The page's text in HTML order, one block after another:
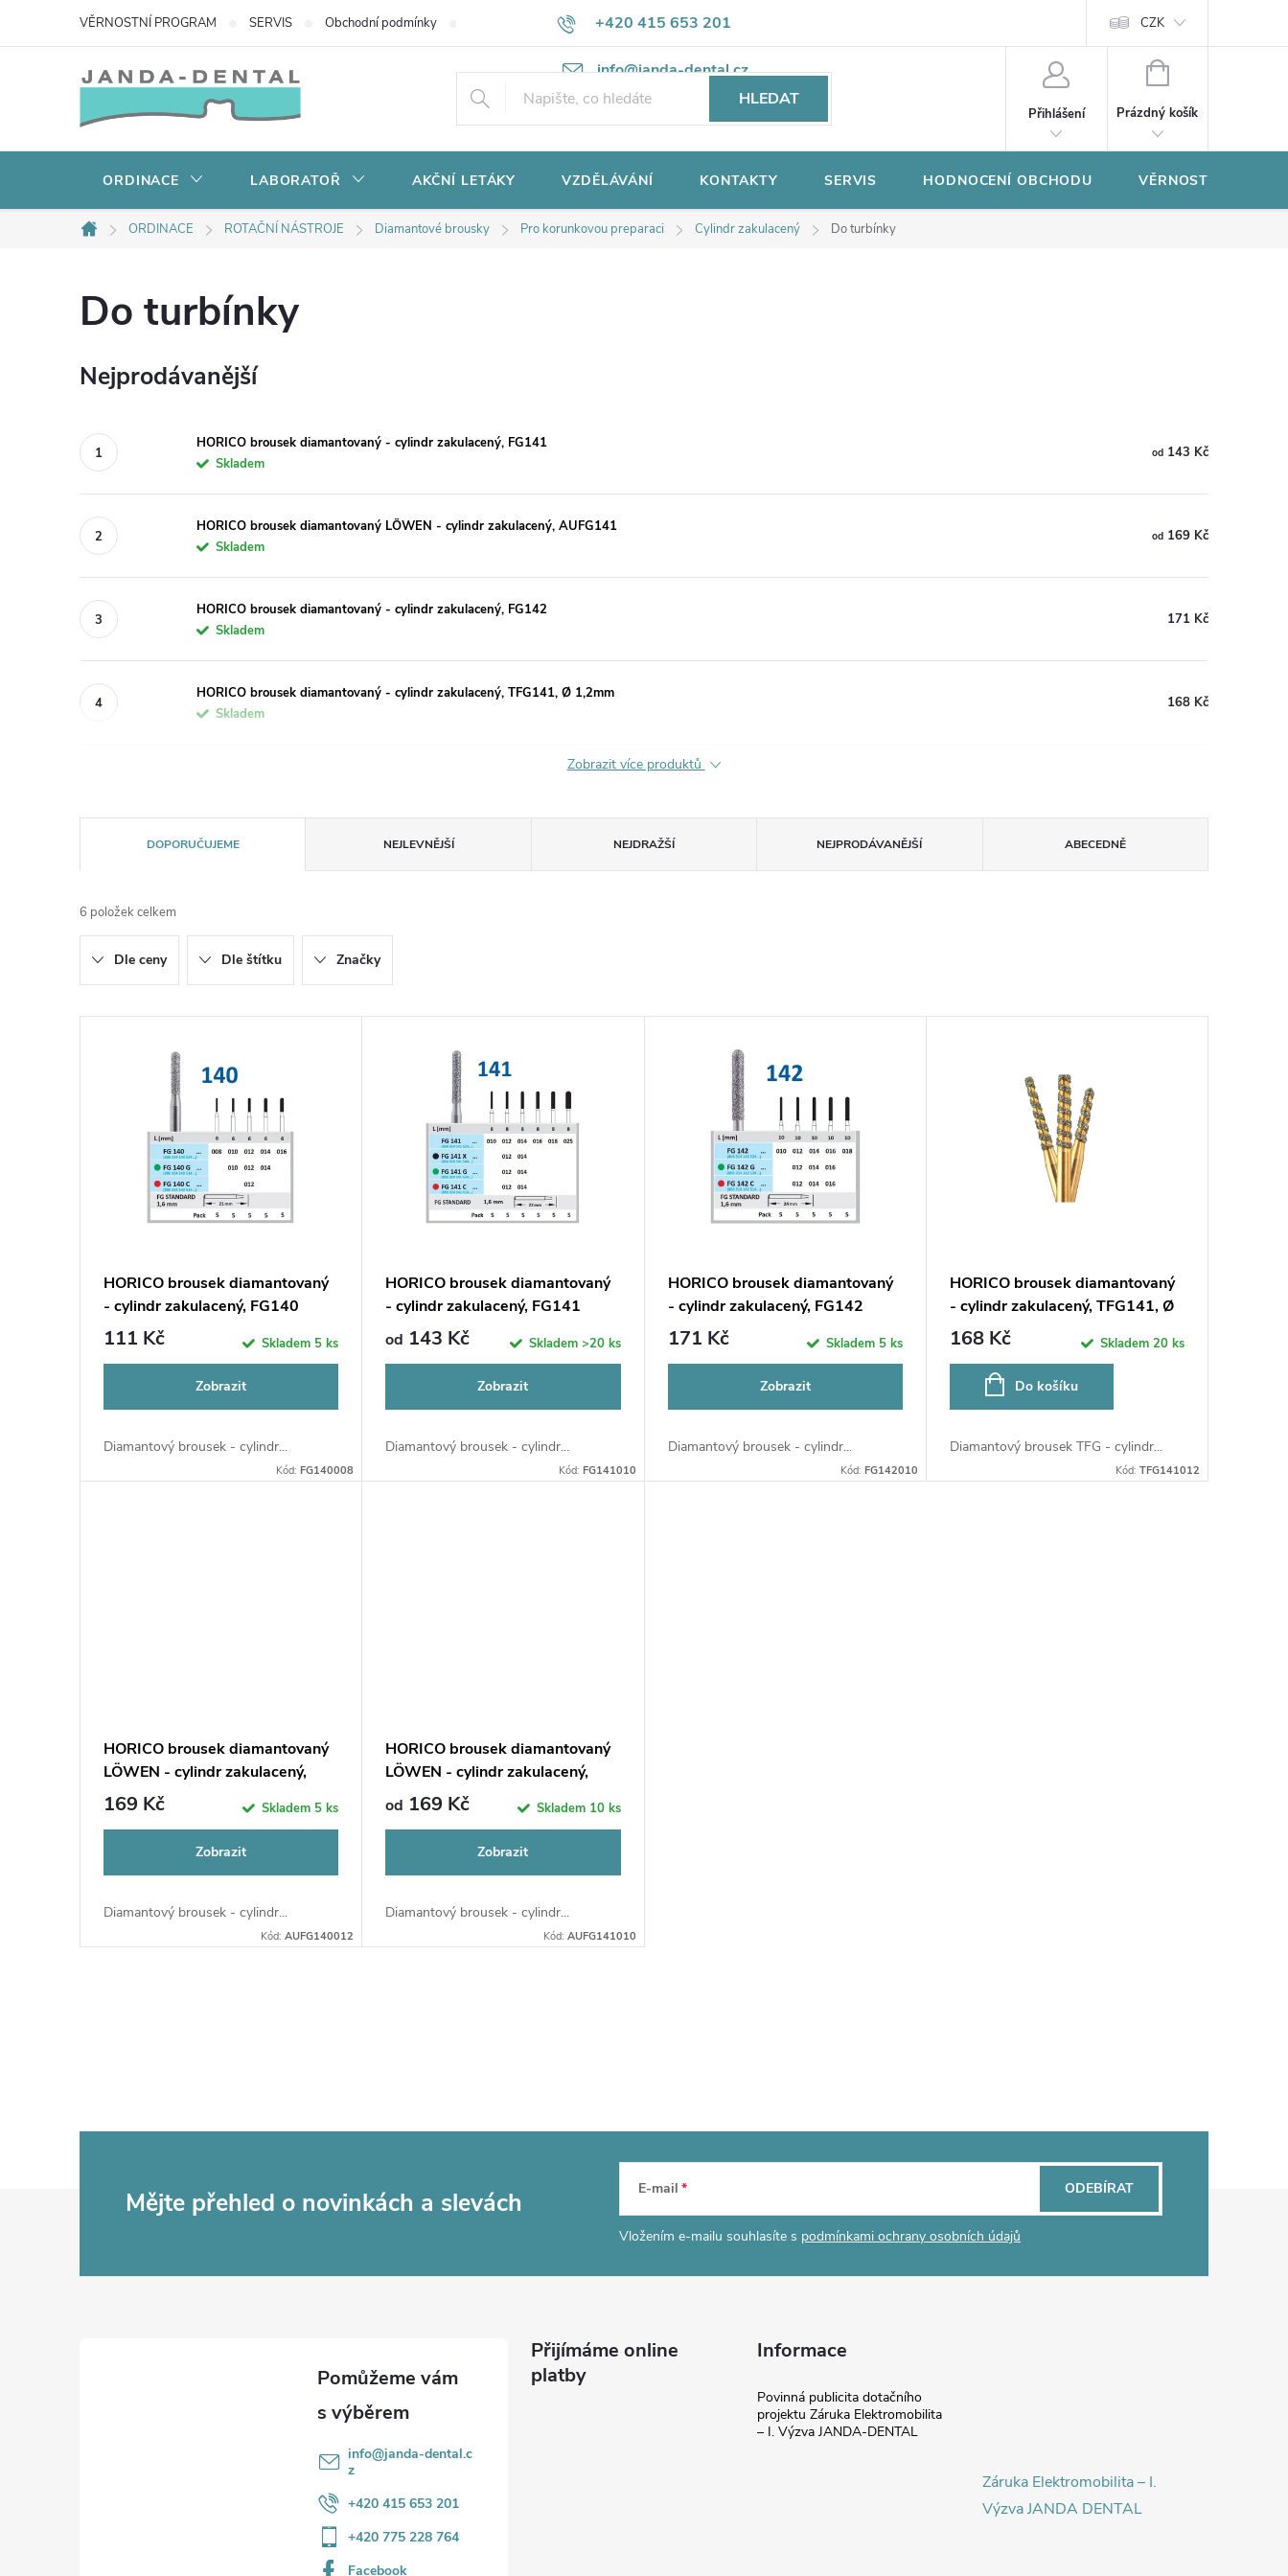
+420 415 653 201
info@janda-dental.cz
VĚRNOSTNÍ PROGRAM SERVIS Obchodní podmínky Potřebujete poradit? Ochrana osobních údajů CZK
HLEDAT
Přihlášení
NÁKUPNÍ
Prázdný košík
ORDINACE LABORATOŘ AKČNÍ LETÁKY VZDĚLÁVÁNÍ KONTAKTY SERVIS HODNOCENÍ OBCHODU VĚRNOSTNÍ
Domů
ORDINACE ROTAČNÍ NÁSTROJE Diamantové brousky Pro korunkovou preparaci Cylindr zakulacený Do turbínky
Do turbínky
Nejprodávanější
HORICO brousek diamantovaný - cylindr zakulacený, FG141
Skladem
od 143 Kč
HORICO brousek diamantovaný LÖWEN - cylindr zakulacený, AUFG141
Skladem
od 169 Kč
HORICO brousek diamantovaný - cylindr zakulacený, FG142
Skladem
171 Kč
HORICO brousek diamantovaný - cylindr zakulacený, TFG141, Ø 1,2mm
Skladem
168 Kč
Zobrazit více produktů
a
z
e
n
DOPORUČUJEME NEJLEVNĚJŠÍ NEJDRAŽŠÍ NEJPRODÁVANĚJŠÍ ABECEDNĚ
6 položek celkem
Dle ceny Dle štítku Značky
u
HORICO brousek diamantovaný
- cylindr zakulacený, FG140
111 Kč Skladem 5 ks
Zobrazit
Diamantový brousek - cylindr...
Kód:FG140008
HORICO brousek diamantovaný
- cylindr zakulacený, FG141
od 143 Kč Skladem >20 ks
Zobrazit
Diamantový brousek - cylindr...
Kód: FG141010
HORICO brousek diamantovaný
- cylindr zakulacený, FG142
171 Kč Skladem 5 ks
Zobrazit
Diamantový brousek - cylindr...
Kód: FG142010
HORICO brousek diamantovaný
- cylindr zakulacený, TFG141, Ø
1,2mm
168 Kč Skladem 20 ks
Do košíku
Diamantový brousek TFG - cylindr...
Kód: TFG141012
HORICO brousek diamantovaný
LÖWEN - cylindr zakulacený,
AUFG140
169 Kč Skladem 5 ks
Zobrazit
Diamantový brousek - cylindr...
Kód:AUFG140012
HORICO brousek diamantovaný
LÖWEN - cylindr zakulacený,
AUFG141
od 169 Kč Skladem 10 ks
Zobrazit
Diamantový brousek - cylindr...
Kód: AUFG141010
á
í
Mějte přehled o novinkách a slevách E-mail
Vložením e-mailu souhlasíte s podmínkami ochrany osobních údajů
ODEBÍRAT
info@janda-dental.c
z
+420 415 653 201
+420 775 228 764
Facebook
Přijímáme online
platby
Informace
Povinná publicita dotačního
projektu Záruka Elektromobilita
– I. Výzva JANDA-DENTAL
Záruka Elektromobilita – I.
Výzva JANDA DENTAL